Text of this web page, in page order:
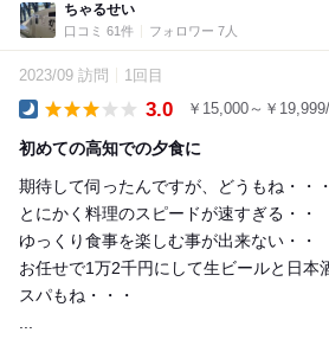
ちゃるせい
口コミ 61件 フォロワー 7人
2023/09 訪問 1回目
3.0 ￥15,000～￥
初めての高知での夕食に
期待して伺ったんですが、どうもね・・・
とにかく料理のスピードが速すぎる・・
ゆっくり食事を楽しむ事が出来ない・・
お任せで1万2千円にして生ビールと日本
スパもね・・・